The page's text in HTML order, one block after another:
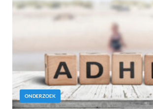
ONDERZOEK